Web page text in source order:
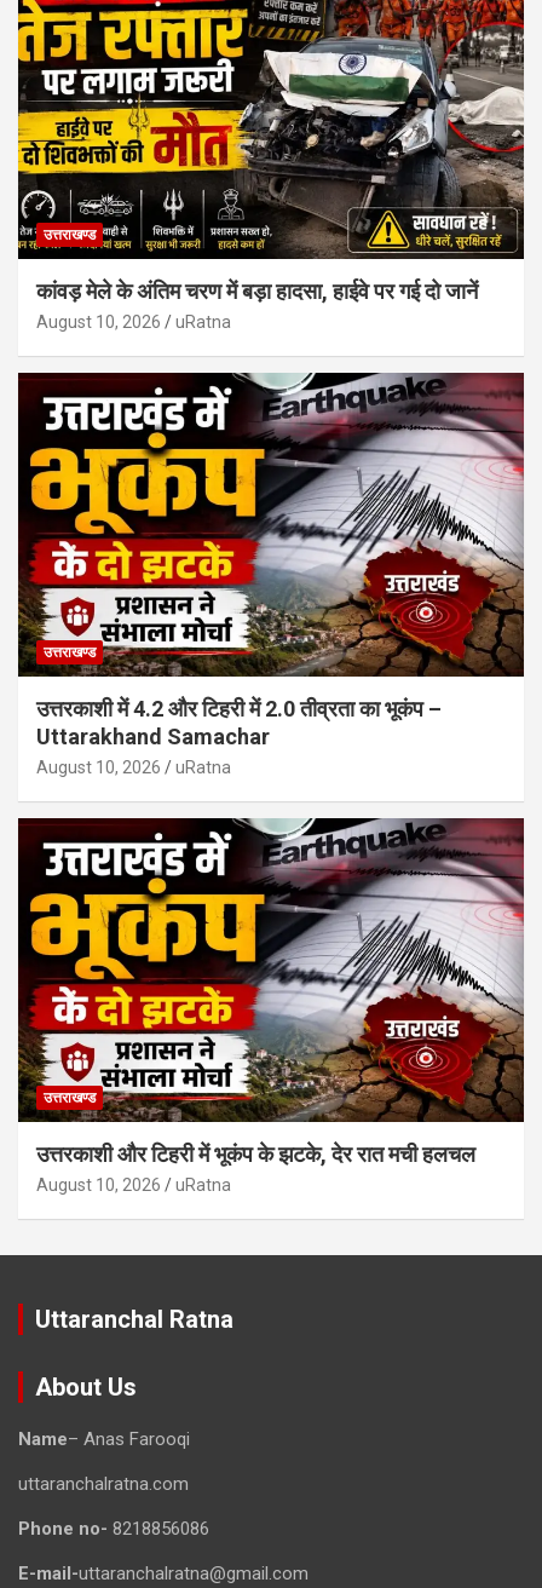
उत्तराखण्ड
कांवड़ मेले के अंतिम चरण में बड़ा हादसा, हाईवे पर गई दो जानें
August 10, 2026 uRatna
उत्तराखण्ड
उत्तरकाशी में 4.2 और टिहरी में 2.0 तीव्रता का भूकंप –
Uttarakhand Samachar
August 10, 2026 uRatna
उत्तराखण्ड
उत्तरकाशी और टिहरी में भूकंप के झटके, देर रात मची हलचल
August 10, 2026 uRatna
Uttaranchal Ratna
About Us
Name– Anas Farooqi
uttaranchalratna.com
Phone no- 8218856086
E-mail-uttaranchalratna@gmail.com